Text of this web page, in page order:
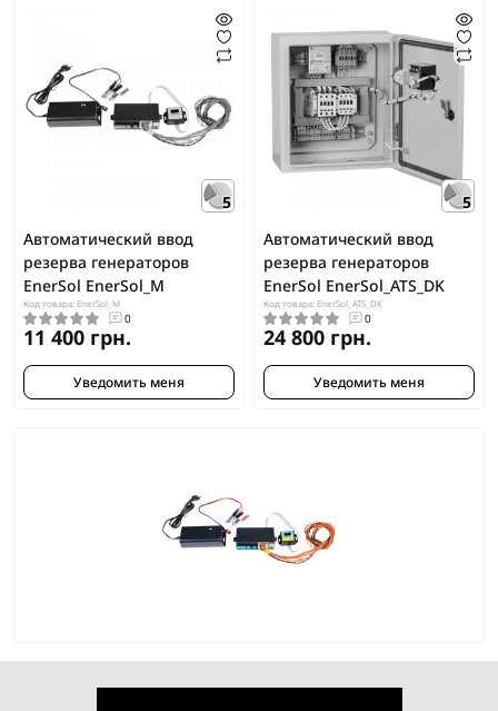
5
Автоматический ввод
резерва генераторов
EnerSol EnerSol_M
Код товара: EnerSol_M
0
11 400 грн.
Уведомить меня
5
Автоматический ввод
резерва генераторов
EnerSol EnerSol_ATS_DK
Код товара: EnerSol_ATS_DK
0
24 800 грн.
Уведомить меня